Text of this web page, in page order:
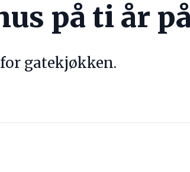
på ti år
gatekjøkken.